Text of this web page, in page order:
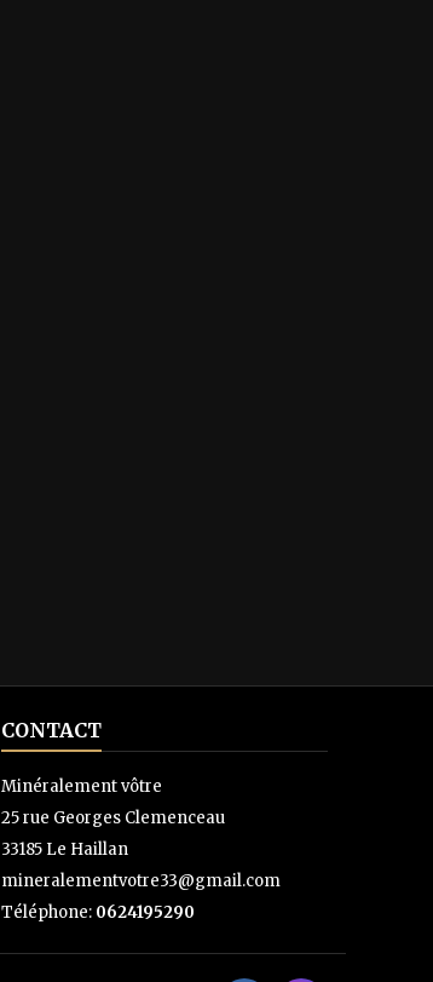
CONTACT
Minéralement vôtre
25 rue Georges Clemenceau
33185 Le Haillan
mineralementvotre33@gmail.com
Téléphone: 0624195290